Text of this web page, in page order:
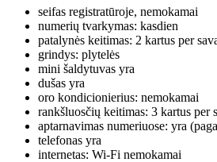
seifas registratūroje, nemokamai
numerių tvarkymas: kasdien
patalynės keitimas: 2 kartus per
grindys: plytelės
mini šaldytuvas yra
dušas yra
oro kondicionierius: nemokamai
rankšluosčių keitimas: 3 kartus per
aptarnavimas numeriuose: yra
telefonas yra
internetas: Wi-Fi nemokamai